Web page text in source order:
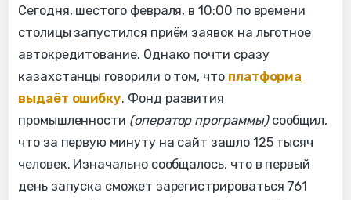
Сегодня, шестого февраля, в 10:00 по времени
столицы запустился приём заявок на льготное
автокредитование. Однако почти сразу
казахстанцы говорили о том, что платформа
выдаёт ошибку. Фонд развития
промышленности (оператор программы)сообщил,
что за первую минуту на сайт зашло 125 тысяч
человек. Изначально сообщалось, что в первый
день запуска сможет зарегистрироваться 761